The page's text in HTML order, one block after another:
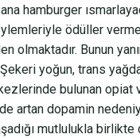
hamburger
ödüller
olmaktadır. Bunun
yoğun, trans
bulunan opiat
artan dopamin
mutlulukla